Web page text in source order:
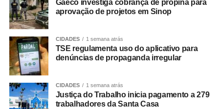
Gaeco investiga cobrança de propina para
aprovação de projetos em Sinop
CIDADES 1 semana atrás
TSE regulamenta uso do aplicativo para
denúncias de propaganda irregular
CIDADES 1 semana atrás
Justiça do Trabalho inicia pagamento a 279
trabalhadores da Santa Casa